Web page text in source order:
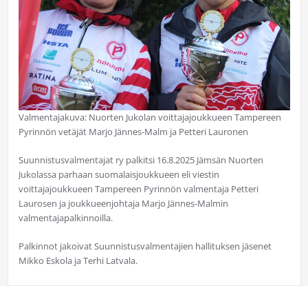
Valmentajakuva: Nuorten Jukolan voittajajoukkueen Tampereen
Pyrinnön vetäjät Marjo Jännes-Malm ja Petteri Lauronen
Suunnistusvalmentajat ry palkitsi 16.8.2025 Jämsän Nuorten
Jukolassa parhaan suomalaisjoukkueen eli viestin
voittajajoukkueen Tampereen Pyrinnön valmentaja Petteri
Laurosen ja joukkueenjohtaja Marjo Jännes-Malmin
valmentajapalkinnoilla.
Palkinnot jakoivat Suunnistusvalmentajien hallituksen jäsenet
Mikko Eskola ja Terhi Latvala.